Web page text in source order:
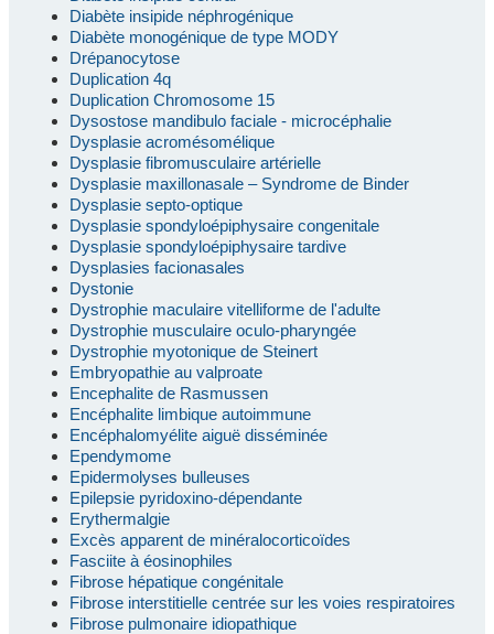
Diabète insipide néphrogénique
Diabète monogénique de type MODY
Drépanocytose
Duplication 4q
Duplication Chromosome 15
Dysostose mandibulo faciale - microcéphalie
Dysplasie acromésomélique
Dysplasie fibromusculaire artérielle
Dysplasie maxillonasale – Syndrome de Binder
Dysplasie septo-optique
Dysplasie spondyloépiphysaire congenitale
Dysplasie spondyloépiphysaire tardive
Dysplasies facionasales
Dystonie
Dystrophie maculaire vitelliforme de l'adulte
Dystrophie musculaire oculo-pharyngée
Dystrophie myotonique de Steinert
Embryopathie au valproate
Encephalite de Rasmussen
Encéphalite limbique autoimmune
Encéphalomyélite aiguë disséminée
Ependymome
Epidermolyses bulleuses
Epilepsie pyridoxino-dépendante
Erythermalgie
Excès apparent de minéralocorticoïdes
Fasciite à éosinophiles
Fibrose hépatique congénitale
Fibrose interstitielle centrée sur les voies respiratoires
Fibrose pulmonaire idiopathique